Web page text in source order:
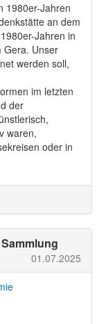
1980er-Jahren
an dem
Jahren in
Gera. Unser
werden soll,
im letzten
der
waren,
oder in
01.07.2025